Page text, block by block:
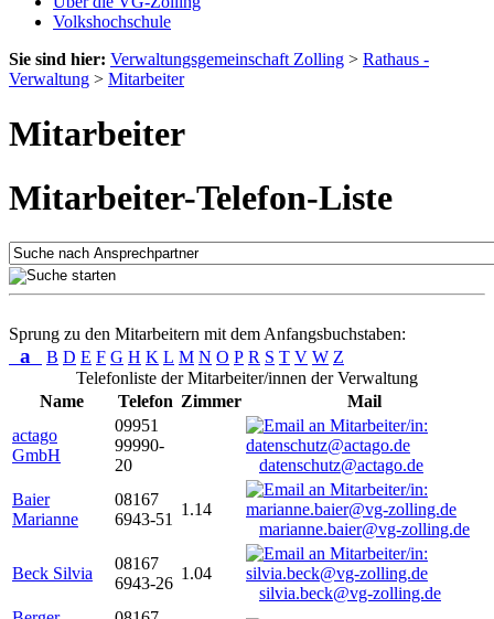
Volkshochschule
Sie sind hier: Verwaltungsgemeinschaft Zolling > Rathaus -
Verwaltung > Mitarbeiter
Mitarbeiter
Mitarbeiter-Telefon-Liste
Sprung zu den Mitarbeitern mit dem Anfangsbuchstaben:
a B D E F G H K L M N O P R S T V W Z
Telefonliste der Mitarbeiter/innen der Verwaltung
Name
Telefon Zimmer
Mail
actago
GmbH
09951
99990-
20
datenschutz@actago.de
Baier
Marianne
08167
6943-51
1.14
marianne.baier@vg-zolling.de
Beck Silvia
08167
6943-26
1.04
silvia.beck@vg-zolling.de